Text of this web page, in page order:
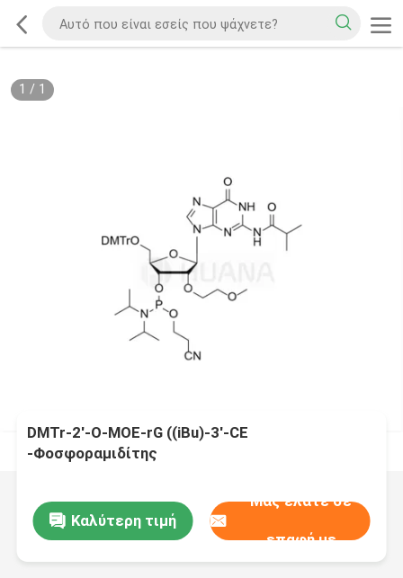
1 / 1
DMTr-2'-O-MOE-rG ((iBu)-3'-CE
-Φοσφοραμιδίτης
Καλύτερη τιμή
Μας ελάτε σε
επαφή με